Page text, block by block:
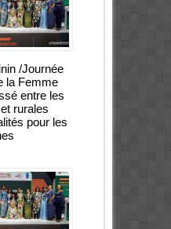
/Journée
la Femme
entre les
rurales
pour les